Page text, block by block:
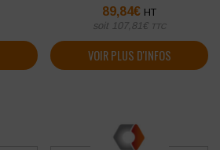
89,84€ HT
soit 107,81 € TTC
VOIR PLUS D'INFOS